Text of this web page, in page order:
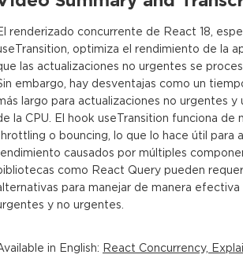
renderizado concurrente de React 18,
optimiza el rendimiento de la
las actualizaciones no urgentes se
embargo, hay desventajas como un
largo para actualizaciones no urgentes y
la CPU. El hook useTransition funciona de
o bouncing, lo que lo hace útil para
causados por múltiples
como React Query pueden
para manejar de manera efectiva
y no urgentes.
in English: React Concurrency,